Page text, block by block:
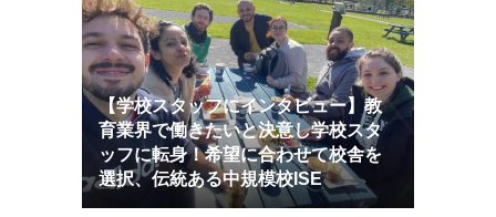
【学校スタッフにインタビュー】教
育業界で働きたいと決意し学校スタ
ッフに転身！希望に合わせて校舎を
選択、伝統ある中規模校ISE